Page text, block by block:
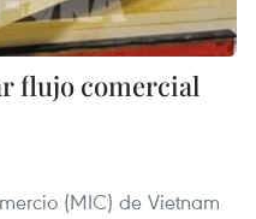
flujo comercial
(MIC) de Vietnam